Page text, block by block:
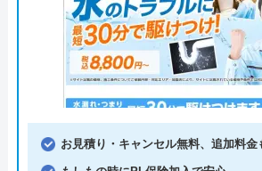
お見積り・キャンセル無料、追加料金